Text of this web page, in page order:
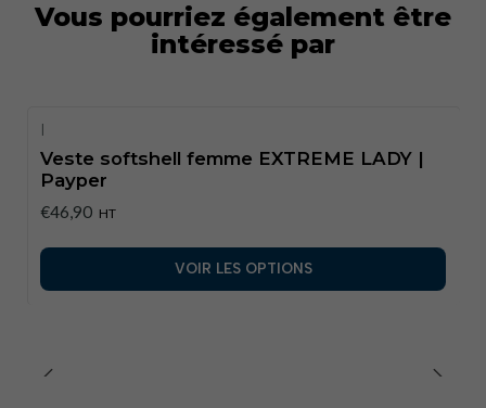
Capuche :Ajustable par cordon de serrage
réglables par velcro
Couleurs disponibles : Noir, Bleu marine, Gris,
Rouge
terrain+2
Vous pourriez également être
intéressé par
|
Veste softshell femme EXTREME LADY |
Payper
€46,90 HT
VOIR LES OPTIONS